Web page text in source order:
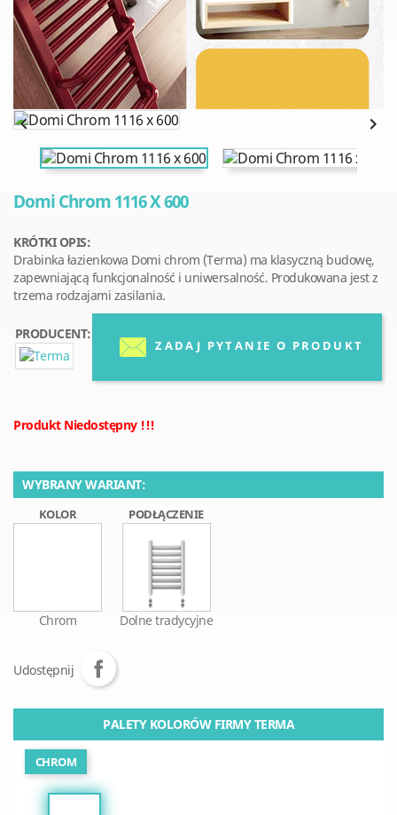
 
Domi Chrom 1116 X 600
KRÓTKI OPIS:
Drabinka łazienkowa Domi chrom (Terma) ma klasyczną budowę,
zapewniającą funkcjonalność i uniwersalność. Produkowana jest z
trzema rodzajami zasilania.
PRODUCENT:
ZADAJ PYTANIE O PRODUKT
Produkt Niedostępny !!!
WYBRANY WARIANT:
KOLOR
Chrom
PODŁĄCZENIE
Dolne tradycyjne
Udostępnij
PALETY KOLORÓW FIRMY TERMA
CHROM